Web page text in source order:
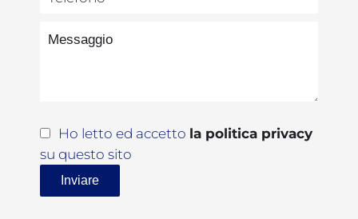
Ho letto ed accetto la politica privacy
su questo sito
Inviare